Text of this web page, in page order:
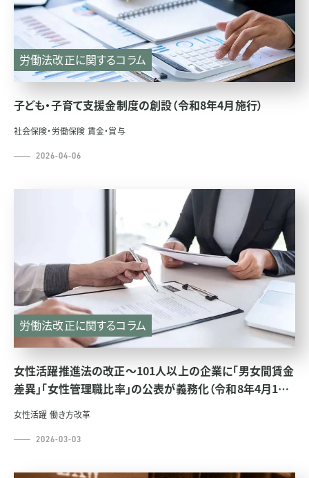
労働法改正に関するコラム
子ども・子育て支援金制度の創設（令和8年4月施行）
社会保険・労働保険 賃金・賞与
2026-04-06
労働法改正に関するコラム
女性活躍推進法の改正～101人以上の企業に「男女間賃金
差異」「女性管理職比率」の公表が義務化（令和8年4月1日
女性活躍 働き方改革
2026-03-03